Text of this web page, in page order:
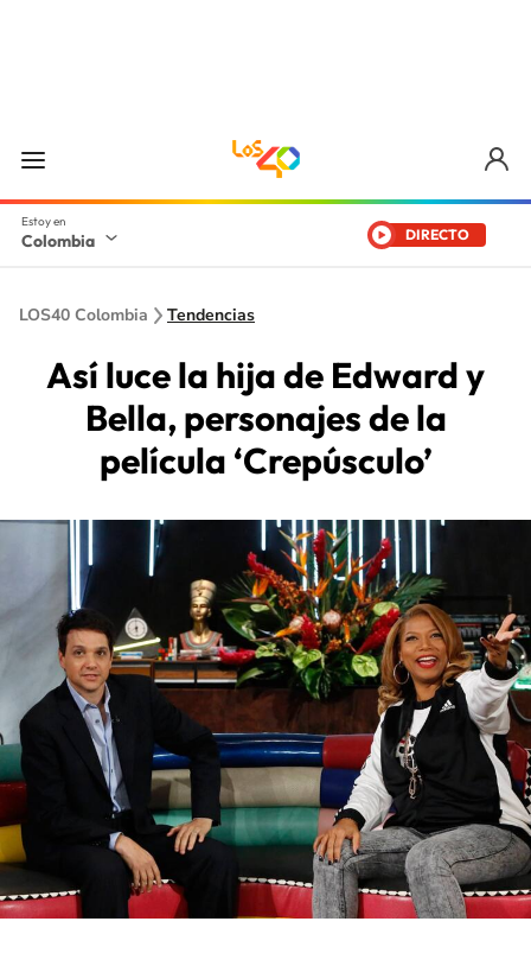
Colombia DIRECTO
LOS40 Colombia Tendencias
Así luce la hija de Edward y
Bella, personajes de la
película ‘Crepúsculo’